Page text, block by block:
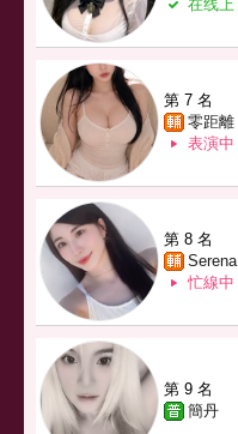
在线上
第 7 名
零距離
表演中
第 8 名
Serena
忙線中
第 9 名
簡丹